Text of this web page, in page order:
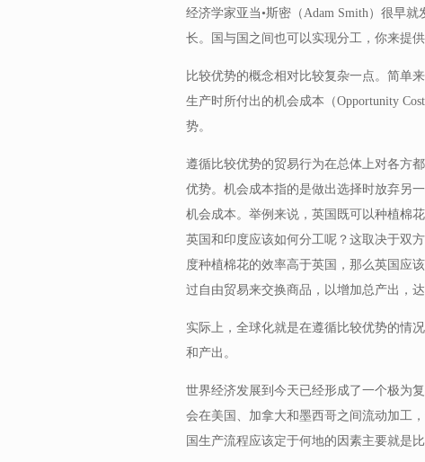
经济学家亚当•斯密（Adam Smith）很早
长。国与国之间也可以实现分工，你来提
比较优势的概念相对比较复杂一点。简单
生产时所付出的机会成本（Opportunity
势。
遵循比较优势的贸易行为在总体上对各方
优势。机会成本指的是做出选择时放弃另
机会成本。举例来说，英国既可以种植棉
英国和印度应该如何分工呢？这取决于双
度种植棉花的效率高于英国，那么英国应
过自由贸易来交换商品，以增加总产出，达
实际上，全球化就是在遵循比较优势的情
和产出。
世界经济发展到今天已经形成了一个极为
会在美国、加拿大和墨西哥之间流动加工
国生产流程应该定于何地的因素主要就是比